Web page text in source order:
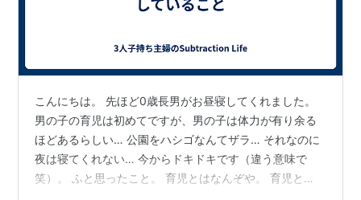
こんにちは。 先ほど0歳長男がお昼寝してくれました。
男の子の育児は初めてですが、男の子は体力が有り余る
ほどあるらしい… 公園をハシゴなんてザラ… それなのに
夜は寝てくれない… 今からドキドキです（違う意味で
笑）。 ふと思ったこと。 育児とはなんぞや。 育児と